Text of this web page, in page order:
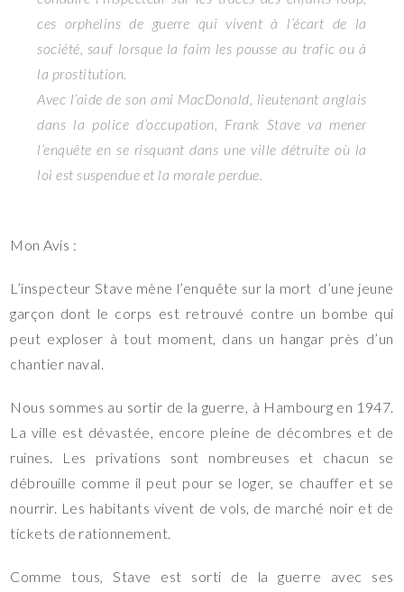
ces orphelins de guerre qui vivent à l’écart de la
société, sauf lorsque la faim les pousse au trafic ou à
la prostitution.
Avec l’aide de son ami MacDonald, lieutenant anglais
dans la police d’occupation, Frank Stave va mener
l’enquête en se risquant dans une ville détruite où la
loi est suspendue et la morale perdue.
Mon Avis :
L’inspecteur Stave mène l’enquête sur la mort d’une jeune
garçon dont le corps est retrouvé contre un bombe qui
peut exploser à tout moment, dans un hangar près d’un
chantier naval.
Nous sommes au sortir de la guerre, à Hambourg en 1947.
La ville est dévastée, encore pleine de décombres et de
ruines. Les privations sont nombreuses et chacun se
débrouille comme il peut pour se loger, se chauffer et se
nourrir. Les habitants vivent de vols, de marché noir et de
tickets de rationnement.
Comme tous, Stave est sorti de la guerre avec ses